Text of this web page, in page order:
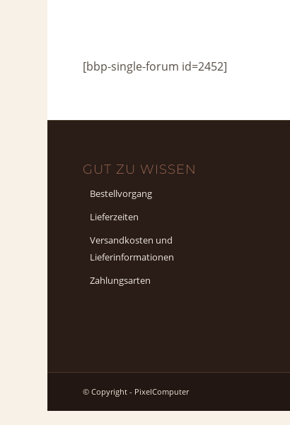
[bbp-single-forum id=2452]
GUT ZU WISSEN
Bestellvorgang
Lieferzeiten
Versandkosten und
Lieferinformationen
Zahlungsarten
© Copyright - PixelComputer